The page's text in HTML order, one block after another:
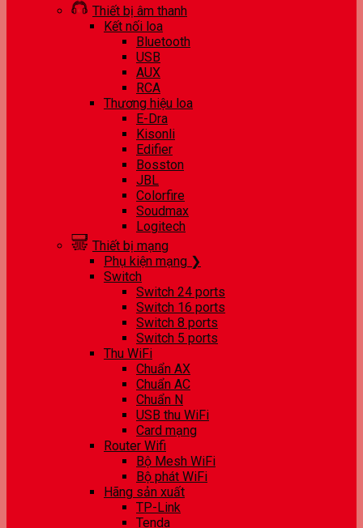
Thiết bị âm thanh
Kết nối loa
Bluetooth
USB
AUX
RCA
Thương hiệu loa
E-Dra
Kisonli
Edifier
Bosston
JBL
Colorfire
Soudmax
Logitech
Thiết bị mạng
Phụ kiện mạng ❯
Switch
Switch 24 ports
Switch 16 ports
Switch 8 ports
Switch 5 ports
Thu WiFi
Chuẩn AX
Chuẩn AC
Chuẩn N
USB thu WiFi
Card mạng
Router Wifi
Bộ Mesh WiFi
Bộ phát WiFi
Hãng sản xuất
TP-Link
Tenda